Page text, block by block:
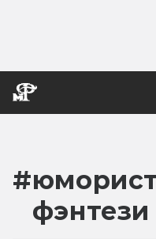
#
фэнтези